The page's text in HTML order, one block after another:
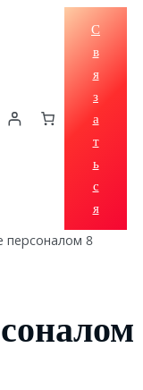
С
в
я
з
а
т
ь
с
я
персоналом 8